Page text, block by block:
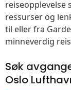
reiseopplevelse
ressurser og
til eller fra
minneverdig
Søk
Oslo